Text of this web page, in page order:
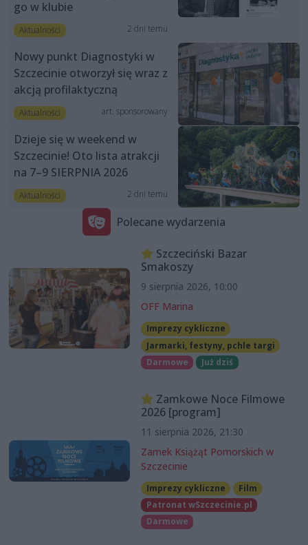
go w klubie
Aktualności 2 dni temu
Nowy punkt Diagnostyki w
Szczecinie otworzył się wraz z
akcją profilaktyczną
Aktualności art. sponsorowany
Dzieje się w weekend w
Szczecinie! Oto lista atrakcji
na 7–9 SIERPNIA 2026
Aktualności 2 dni temu
Polecane wydarzenia
Szczeciński Bazar
Smakoszy
9 sierpnia 2026, 10:00
OFF Marina
Imprezy cykliczne
Jarmarki, festyny, pchle targi
Darmowe
Już dziś
Zamkowe Noce Filmowe
2026 [program]
11 sierpnia 2026, 21:30
Zamek Książąt Pomorskich w
Szczecinie
Imprezy cykliczne
Film
Patronat wSzczecinie.pl
Darmowe